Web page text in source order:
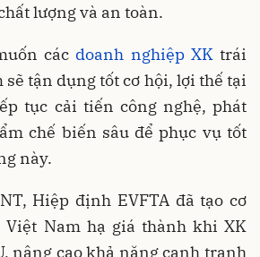
lượng và an toàn.
các doanh nghiệp XKtrái
sẽ tận dụng tốt cơ hội, lợi thế tại
tục cải tiến công nghệ, phát
chế biến sâu để phục vụ tốt
này.
Hiệp định EVFTA đã tạo cơ
Việt Nam hạ giá thành khi XK
nâng cao khả năng cạnh tranh